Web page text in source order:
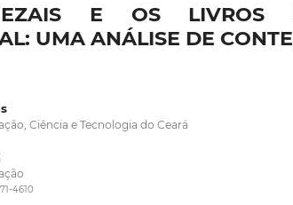
E OS LIVROS
UMA ANÁLISE DE
Ciência e Tecnologia do Ceará
4610